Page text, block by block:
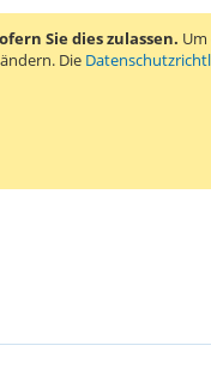
Sie dies zulassen.
ändern. Die